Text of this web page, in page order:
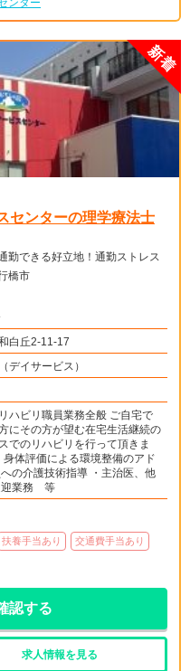
ンター
センターの理学療法士
橋市
白丘2-11-17
デイサービス）
ハビリ職員業務全般 ご自宅で
にその方が望む在宅生活継続の
でのリハビリを行って頂きま
体評価による環境整備のアド
の介護技術指導 ・主治医、他
迎業務 等
扶養手当あり 交通費手当あり
認する
求人情報を見る